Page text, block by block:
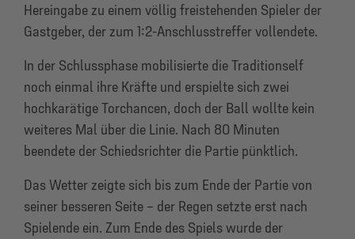
Hereingabe zu einem völlig freistehenden Spieler der
Gastgeber, der zum 1:2-Anschlusstreffer vollendete.
In der Schlussphase mobilisierte die Traditionself
noch einmal ihre Kräfte und erspielte sich zwei
hochkarätige Torchancen, doch der Ball wollte kein
weiteres Mal über die Linie. Nach 80 Minuten
beendete der Schiedsrichter die Partie pünktlich.
Das Wetter zeigte sich bis zum Ende der Partie von
seiner besseren Seite – der Regen setzte erst nach
Spielende ein. Zum Ende des Spiels wurde der